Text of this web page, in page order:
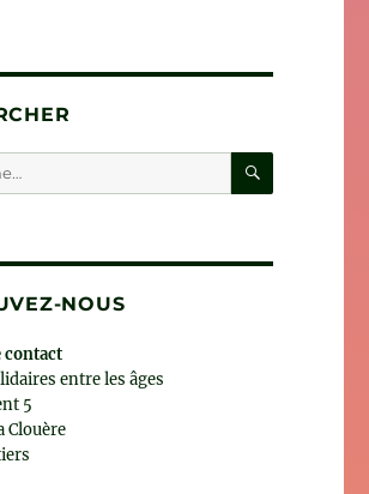
NOUS
contact
entre les âges
5
Clouère